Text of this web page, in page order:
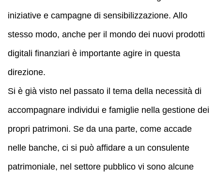
iniziative e campagne di sensibilizzazione. Allo
stesso modo, anche per il mondo dei nuovi prodotti
digitali finanziari è importante agire in questa
direzione.
Si è già visto nel passato il tema della necessità di
accompagnare individui e famiglie nella gestione dei
propri patrimoni. Se da una parte, come accade
nelle banche, ci si può affidare a un consulente
patrimoniale, nel settore pubblico vi sono alcune